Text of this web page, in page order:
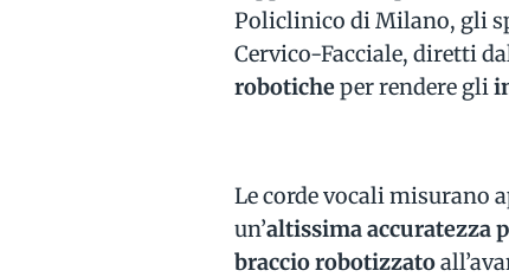
Policlinico di Milano, gli
Cervico-Facciale, diretti
roboticheper rendere gli
Le corde vocali misurano
un’altissima accuratezza
braccio robotizzato